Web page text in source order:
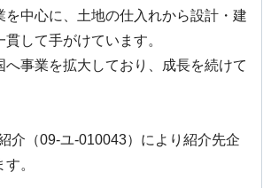
を中心に、土地の仕入れから設計・建
して手がけています。
へ事業を拡大しており、成長を続けて
介（09-ユ-010043）により紹介先企
。